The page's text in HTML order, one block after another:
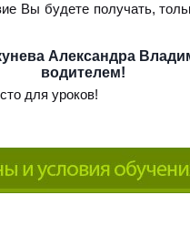
Вы будете получать,
Александра
водителем!
для уроков!